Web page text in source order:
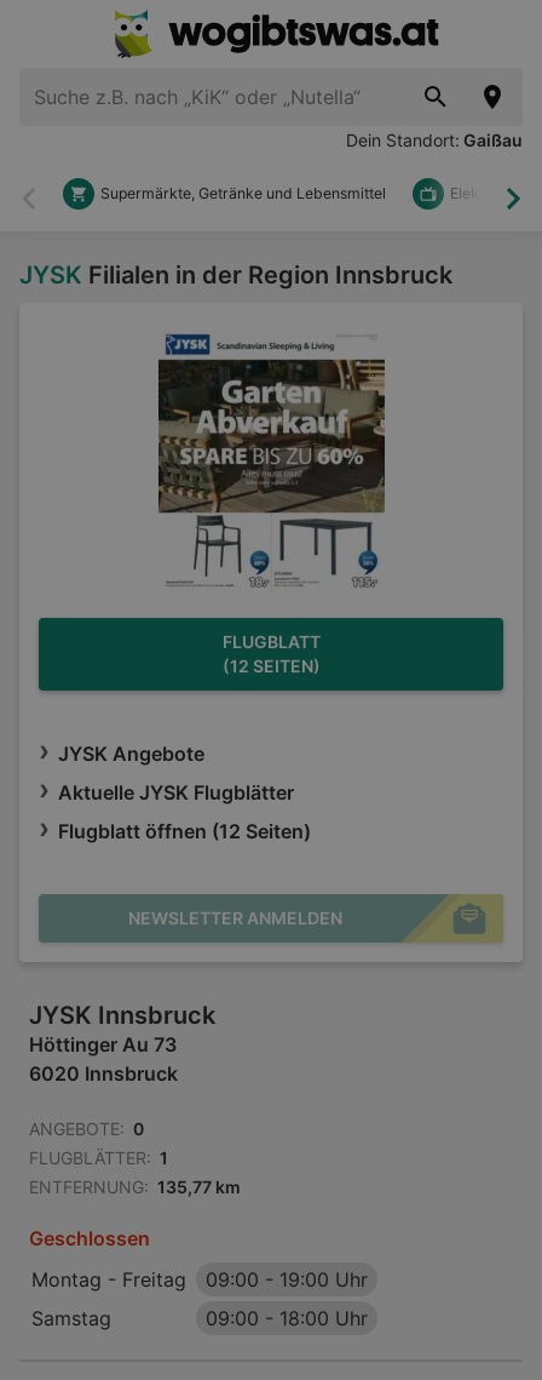
Dein Standort: Gaißau
Zurück
Supermärkte, Getränke und Lebensmittel Elektronik
JYSK Filialen in der Region Innsbruck
FLUGBLATT
(12 SEITEN)
JYSK Angebote
Aktuelle JYSK Flugblätter
Flugblatt öffnen (12 Seiten)
NEWSLETTER ANMELDEN
JYSK Innsbruck
Höttinger Au 73
6020 Innsbruck
ANGEBOTE: 0
FLUGBLÄTTER: 1
ENTFERNUNG: 135,77 km
Geschlossen
Montag - Freitag
09:00 - 19:00 Uhr
Samstag
09:00 - 18:00 Uhr